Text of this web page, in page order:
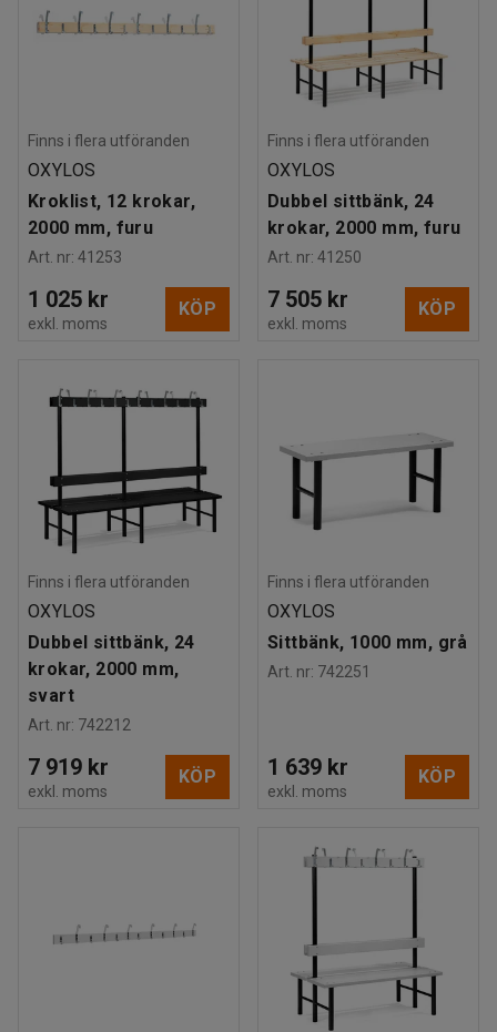
Finns i flera utföranden
OXYLOS
Kroklist, 12 krokar,
2000 mm, furu
Art. nr: 41253
1 025 kr
exkl. moms
KÖP
Finns i flera utföranden
OXYLOS
Dubbel sittbänk, 24
krokar, 2000 mm, furu
Art. nr: 41250
7 505 kr
exkl. moms
KÖP
Finns i flera utföranden
OXYLOS
Dubbel sittbänk, 24
krokar, 2000 mm,
svart
Art. nr: 742212
7 919 kr
exkl. moms
KÖP
Finns i flera utföranden
OXYLOS
Sittbänk, 1000 mm, grå
Art. nr: 742251
1 639 kr
exkl. moms
KÖP